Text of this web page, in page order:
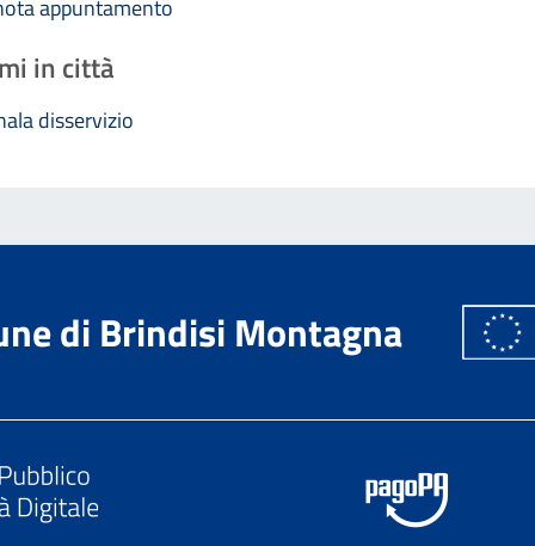
appuntamento
in città
disservizio
di Brindisi Montagna